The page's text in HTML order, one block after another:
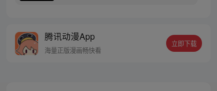
际，他居然获得了升级系统！在系统的利用
下，他能成为最强猎人吗？
腾讯动漫App
海量正版漫画畅快看
立即下载